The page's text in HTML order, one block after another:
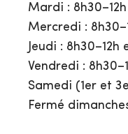
Mardi : 8h30–12h
Mercredi :
Jeudi : 8h30–12h
Vendredi :
Samedi (1er et
Fermé